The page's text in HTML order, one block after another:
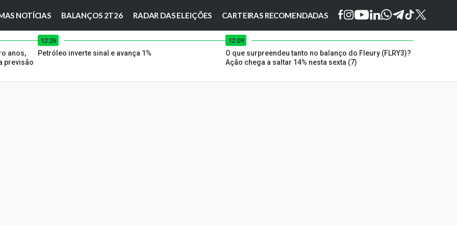
NOTÍCIAS BALANÇOS 2T26 RADAR DAS ELEIÇÕES CARTEIRAS RECOMENDADAS
anos,
previsão
12:26
Petróleo inverte sinal e avança 1%
12:09
O que surpreendeu tanto no balanço do Fleury (FLRY3)?
Ação chega a saltar 14% nesta sexta (7)